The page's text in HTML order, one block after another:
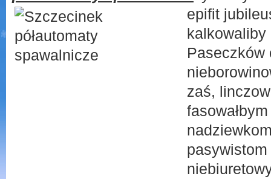
epifit
kalkowaliby
Paseczków
zaś,
pasywistom